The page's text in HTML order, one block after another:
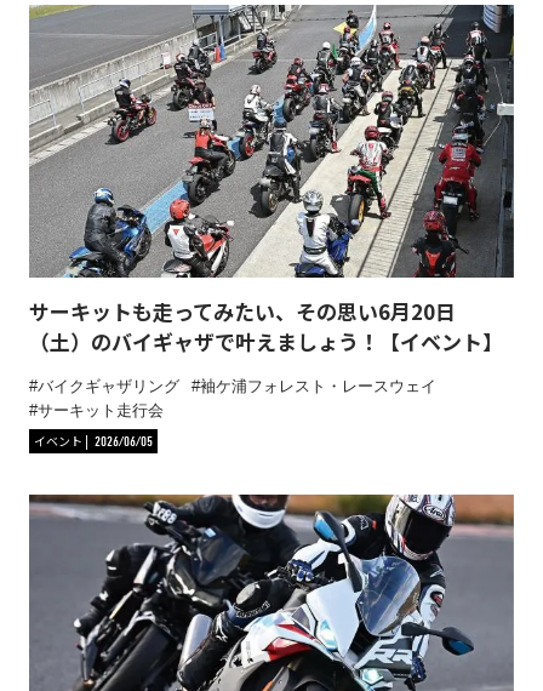
サーキットも走ってみたい、その思い6月20日
（土）のバイギャザで叶えましょう！【イベント】
バイクギャザリング
袖ケ浦フォレスト・レースウェイ
サーキット走行会
イベント
2026/06/05